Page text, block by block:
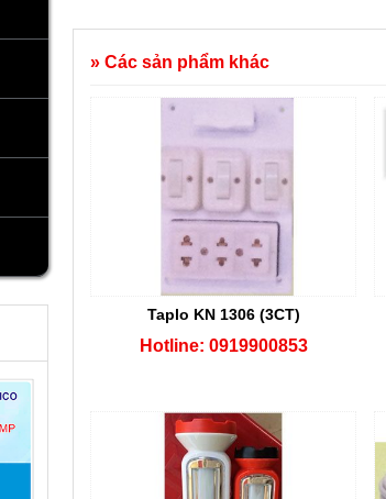
» Các sản phẩm khác
Taplo KN 1306 (3CT)
Hotline: 0919900853